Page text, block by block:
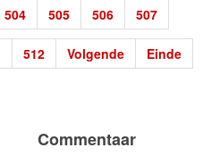
504 505 506 507
512 Volgende Einde
Commentaar